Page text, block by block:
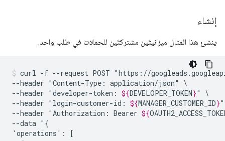
إنشاء
ينشئ هذا المثال ميزانيتَين مشتركتَين للحملات في طلب واحد.
curl -f --request POST "https://
--header "Content-Type: application/json"
\
--header "developer-token: ${DEVELOPER_TOKEN}"
\
--header "login-customer-id: ${MANAGER_CUSTOMER_ID}"
--header "Authorization: Bearer ${
--data "{
'operations':